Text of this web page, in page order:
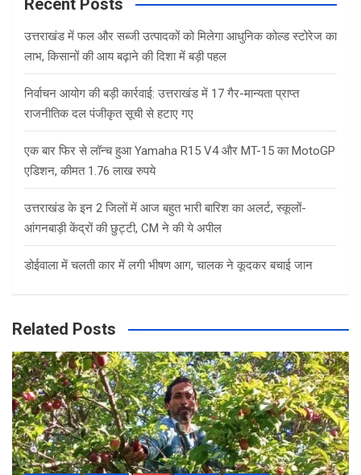
उत्तराखंड में फल और सब्जी उत्पादकों को मिलेगा आधुनिक कोल्ड स्टोरेज का
लाभ, किसानों की आय बढ़ाने की दिशा में बड़ी पहल
निर्वाचन आयोग की बड़ी कार्रवाई: उत्तराखंड में 17 गैर-मान्यता प्राप्त
राजनीतिक दल पंजीकृत सूची से हटाए गए
एक बार फिर से लॉन्च हुआ Yamaha R15 V4 और MT-15 का MotoGP
एडिशन, कीमत 1.76 लाख रुपये
उत्तराखंड के इन 2 जिलों में आज बहुत भारी बारिश का अलर्ट, स्कूलों-
आंगनबाड़ी केंद्रों की छुट्टी, CM ने की ये अपील
डोईवाला में चलती कार में लगी भीषण आग, चालक ने कूदकर बचाई जान
Related Posts